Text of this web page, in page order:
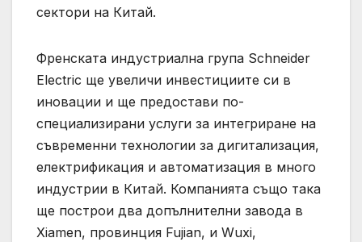
сектори на Китай.
Френската индустриална група Schneider
Electric ще увеличи инвестициите си в
иновации и ще предостави по-
специализирани услуги за интегриране на
съвременни технологии за дигитализация,
електрификация и автоматизация в много
индустрии в Китай. Компанията също така
ще построи два допълнителни завода в
Xiamen, провинция Fujian, и Wuxi,